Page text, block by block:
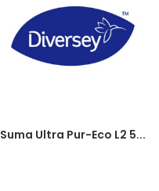
Suma Ultra Pur-Eco L2 5...